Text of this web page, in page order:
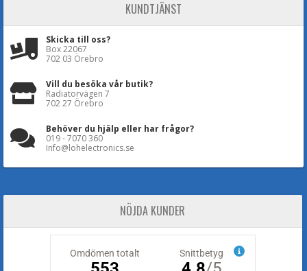
KUNDTJÄNST
Skicka till oss?
Box 22067
702 03 Örebro
Vill du besöka vår butik?
Radiatorvägen 7
702 27 Örebro
Behöver du hjälp eller har frågor?
019 - 7070 360
Info@lohelectronics.se
NÖJDA KUNDER